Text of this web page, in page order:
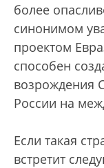
более
синонимом
проектом
способен
возрождения
России на
Если такая
встретит